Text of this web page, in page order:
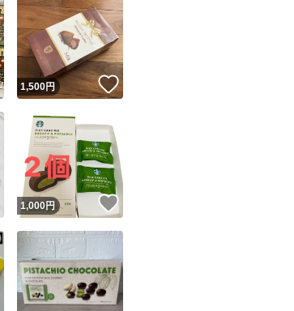
このユーザーは設定した発送日数内に発送しています
いいね！
1,500円 いいね！
いいね！
1,000円